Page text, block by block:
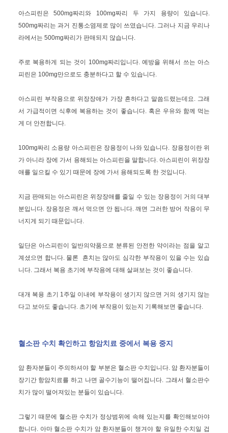
아스피린은 500mg짜리와 100mg짜리 두 가지 용량이 있습니다.
500mg짜리는 과거 진통소염제로 많이 쓰였습니다. 그러나 지금 우리나
라에서는 500mg짜리가 판매되지 않습니다.
주로 복용하게 되는 것이 100mg짜리입니다. 예방을 위해서 쓰는 아스
피린은 100mg만으로도 충분하다고 할 수 있습니다.
아스피린 부작용으로 위장장애가 가장 흔하다고 말씀드렸는데요. 그래
서 가급적이면 식후에 복용하는 것이 좋습니다. 혹은 우유와 함께 먹는
게 더 안전합니다.
100mg짜리 소용량 아스피린은 장용정이 나와 있습니다. 장용정이란 위
가 아니라 장에 가서 용해되는 아스피린을 말합니다. 아스피린이 위장장
애를 일으킬 수 있기 때문에 장에 가서 용해되도록 한 것입니다.
지금 판매되는 아스피린은 위장장애를 줄일 수 있는 장용정이 거의 대부
분입니다. 장용정은 깨서 먹으면 안 됩니다. 깨면 그러한 방어 작용이 무
너지게 되기 때문입니다.
일단은 아스피린이 일반의약품으로 분류된 안전한 약이라는 점을 알고
계셨으면 합니다. 물론 흔치는 않아도 심각한 부작용이 있을 수는 있습
니다. 그래서 복용 초기에 부작용에 대해 살펴보는 것이 좋습니다.
대개 복용 초기 1주일 이내에 부작용이 생기지 않으면 거의 생기지 않는
다고 보아도 좋습니다. 초기에 부작용이 있는지 기록해보면 좋습니다.
혈소판 수치 확인하고 항암치료 중에서 복용 중지
암 환자분들이 주의하셔야 할 부분은 혈소판 수치입니다. 암 환자분들이
장기간 항암치료를 하고 나면 골수기능이 떨어집니다. 그래서 혈소판수
치가 많이 떨어져있는 분들이 있습니다.
그렇기 때문에 혈소판 수치가 정상범위에 속해 있는지를 확인해보아야
합니다. 아마 혈소판 수치가 암 환자분들이 챙겨야 할 유일한 수치일 겁